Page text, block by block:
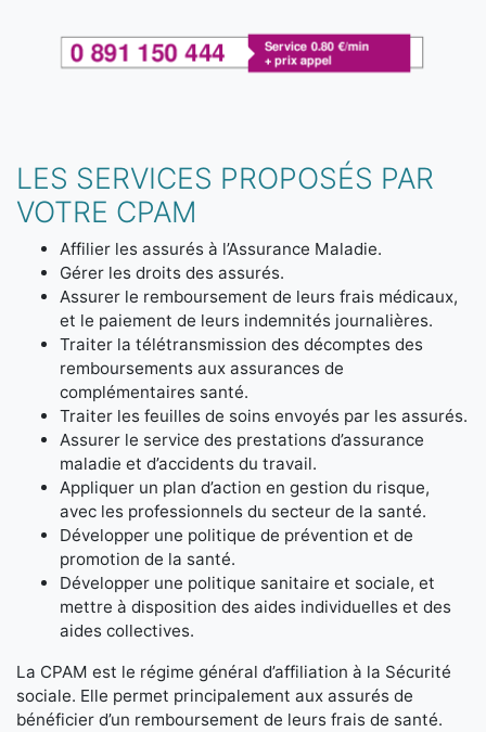
LES SERVICES PROPOSÉS PAR
VOTRE CPAM
Affilier les assurés à l’Assurance Maladie.
Gérer les droits des assurés.
Assurer le remboursement de leurs frais médicaux,
et le paiement de leurs indemnités journalières.
Traiter la télétransmission des décomptes des
remboursements aux assurances de
complémentaires santé.
Traiter les feuilles de soins envoyés par les assurés.
Assurer le service des prestations d’assurance
maladie et d’accidents du travail.
Appliquer un plan d’action en gestion du risque,
avec les professionnels du secteur de la santé.
Développer une politique de prévention et de
promotion de la santé.
Développer une politique sanitaire et sociale, et
mettre à disposition des aides individuelles et des
aides collectives.
La CPAM est le régime général d’affiliation à la Sécurité
sociale. Elle permet principalement aux assurés de
bénéficier d’un remboursement de leurs frais de santé.